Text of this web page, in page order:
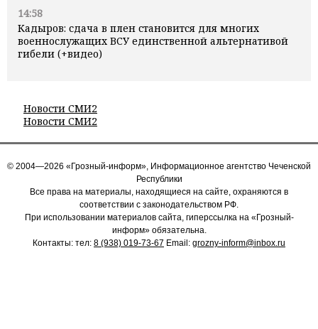
14:58
Кадыров: сдача в плен становится для многих
военнослужащих ВСУ единственной альтернативой
гибели (+видео)
Новости СМИ2
Новости СМИ2
© 2004—2026 «Грозный-информ», Информационное агентство Чеченской
Республики
Все права на материалы, находящиеся на сайте, охраняются в
соответствии с законодательством РФ.
При использовании материалов сайта, гиперссылка на «Грозный-
информ» обязательна.
Контакты: тел: 8 (938) 019-73-67 Email: grozny-inform@inbox.ru